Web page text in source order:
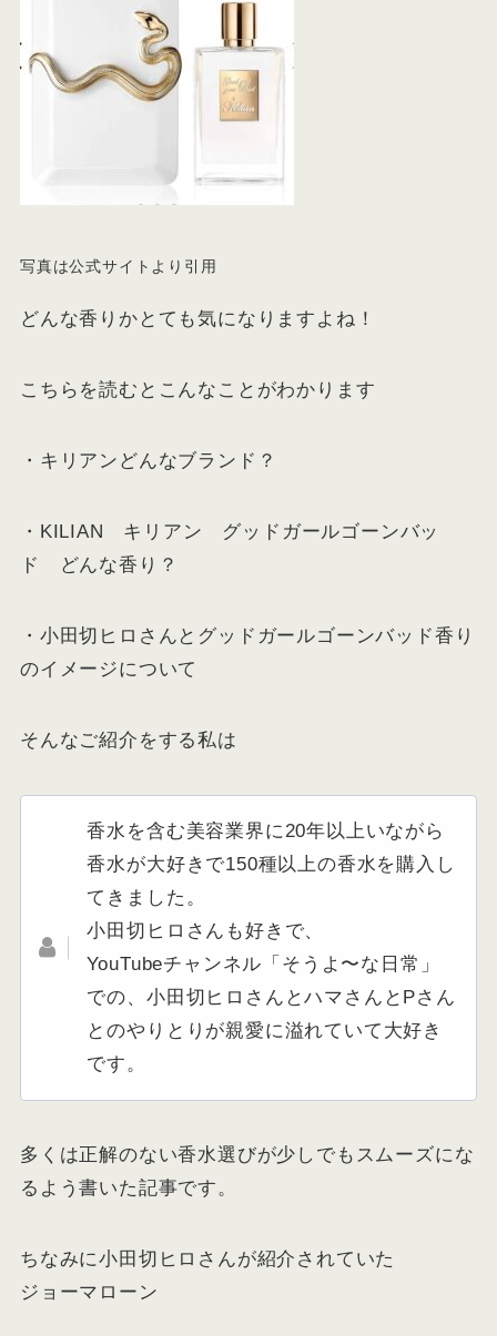
写真は公式サイトより引用
どんな香りかとても気になりますよね！
こちらを読むとこんなことがわかります
・キリアンどんなブランド？
・KILIAN キリアン グッドガールゴーンバッ
ド どんな香り？
・小田切ヒロさんとグッドガールゴーンバッド香り
のイメージについて
そんなご紹介をする私は
香水を含む美容業界に20年以上いながら
香水が大好きで150種以上の香水を購入し
てきました。
小田切ヒロさんも好きで、
YouTubeチャンネル「そうよ〜な日常」
での、小田切ヒロさんとハマさんとPさん
とのやりとりが親愛に溢れていて大好き
です。
多くは正解のない香水選びが少しでもスムーズにな
るよう書いた記事です。
ちなみに小田切ヒロさんが紹介されていた
ジョーマローン